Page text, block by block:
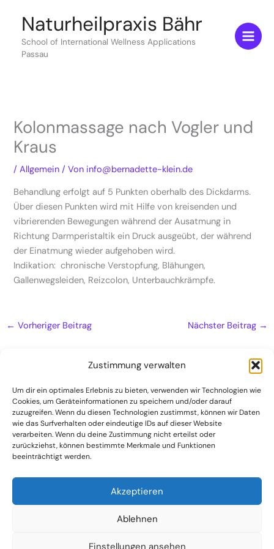
Zustimmung verwalten
Um dir ein optimales Erlebnis zu bieten, verwenden wir Technologien wie
Cookies, um Geräteinformationen zu speichern und/oder darauf
zuzugreifen. Wenn du diesen Technologien zustimmst, können wir Daten
wie das Surfverhalten oder eindeutige IDs auf dieser Website
verarbeiten. Wenn du deine Zustimmung nicht erteilst oder
zurückziehst, können bestimmte Merkmale und Funktionen
beeinträchtigt werden.
Akzeptieren
Ablehnen
Einstellungen ansehen
springenNaturheilpraxis Bähr
School of International Wellness Applications
Passau
Kolonmassage nach Vogler und
Kraus
/Allgemein / Von info@bernadette-klein.de
Behandlung erfolgt auf 5 Punkten oberhalb des Dickdarms.
Über diesen Punkten wird mit Hilfe von kreisenden und
vibrierenden Bewegungen während der Ausatmung in
Richtung Darmperistaltik ein Druck ausgeübt, der während
der Einatmung wieder aufgehoben wird.
Indikation: chronische Verstopfung, Blähungen,
Gallenwegsleiden, Reizcolon, Unterbauchkrämpfe.
← Vorheriger Beitrag Nächster Beitrag →
Naturheilpraxis
Kontakt
Datenschutzerklärung